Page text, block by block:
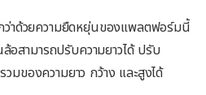
าด้วยความยืดหยุ่นของแพลตฟอร์มนี้
สามารถปรับความยาวได้ ปรับ
ของความยาว กว้าง และสูงได้